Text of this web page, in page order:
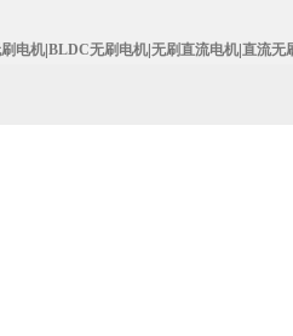
电机| BLDC无刷电机| 无刷直流电机| 直流无